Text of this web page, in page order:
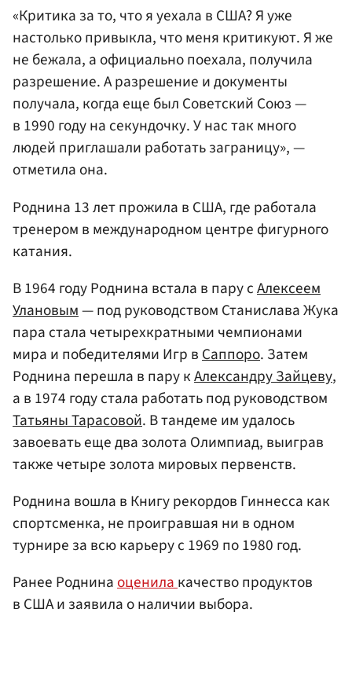
«Критика за то, что я уехала в США? Я уже
настолько привыкла, что меня критикуют. Я же
не бежала, а официально поехала, получила
разрешение. А разрешение и документы
получала, когда еще был Советский Союз —
в 1990 году на секундочку. У нас так много
людей приглашали работать заграницу», —
отметила она.
Роднина 13 лет прожила в США, где работала
тренером в международном центре фигурного
катания.
В 1964 году Роднина встала в пару сАлексеем
Улановым— под руководством Станислава Жука
пара стала четырехкратными чемпионами
мира и победителями Игр вСаппоро. Затем
Роднина перешла в пару кАлександру Зайцеву,
а в 1974 году стала работать под руководством
Татьяны Тарасовой. В тандеме им удалось
завоевать еще два золота Олимпиад, выиграв
также четыре золота мировых первенств.
Роднина вошла в Книгу рекордов Гиннесса как
спортсменка, не проигравшая ни в одном
турнире за всю карьеру с 1969 по 1980 год.
Ранее Роднинаоценилакачество продуктов
в США и заявила о наличии выбора.